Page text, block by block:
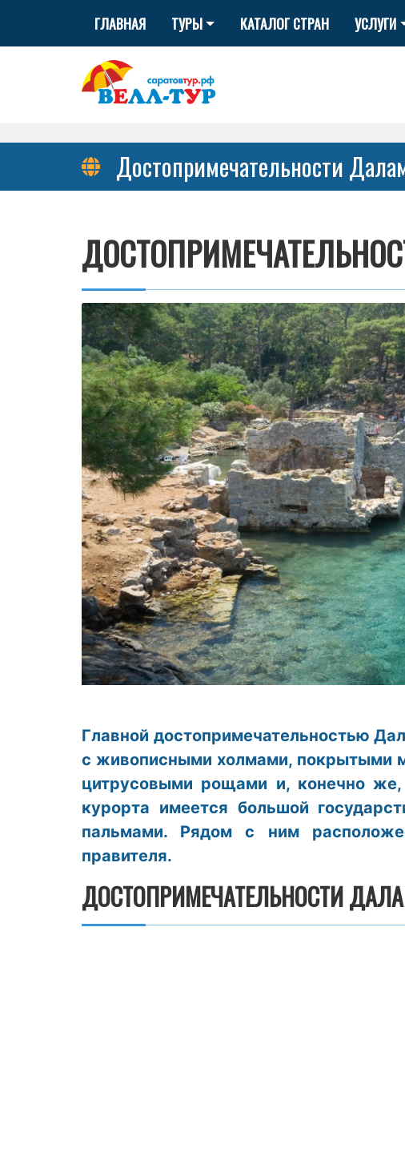
ГЛАВНАЯ ТУРЫ КАТАЛОГ СТРАН УСЛУГИ
Достопримечательности
Главной достопримечательностью
с живописными холмами, покрытыми
цитрусовыми рощами и, конечно
курорта имеется большой
пальмами. Рядом с ним
правителя.
ДОСТОПРИМЕЧАТЕЛЬНОСТИ